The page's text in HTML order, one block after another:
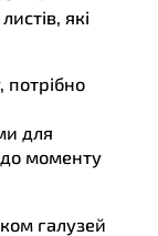
які
потрібно
для
до моменту
галузей